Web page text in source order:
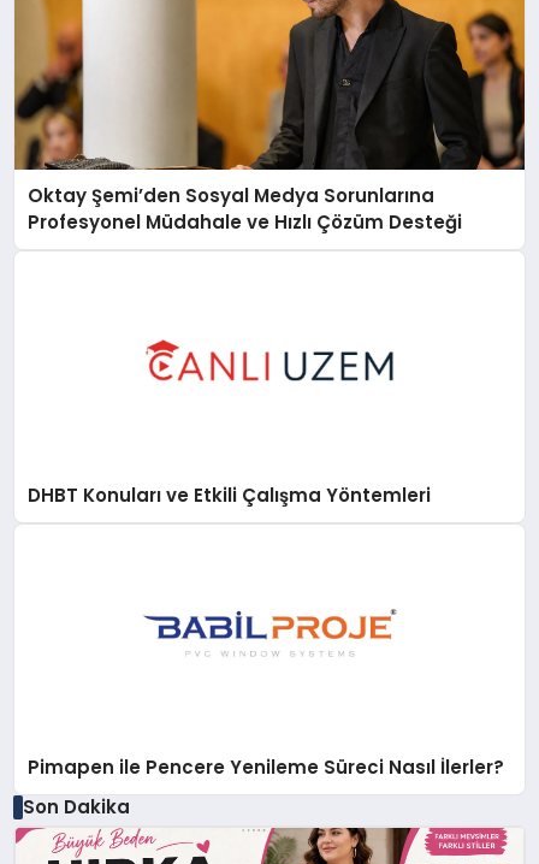
Oktay Şemi’den Sosyal Medya Sorunlarına
Profesyonel Müdahale ve Hızlı Çözüm Desteği
DHBT Konuları ve Etkili Çalışma Yöntemleri
Pimapen ile Pencere Yenileme Süreci Nasıl İlerler?
Son Dakika